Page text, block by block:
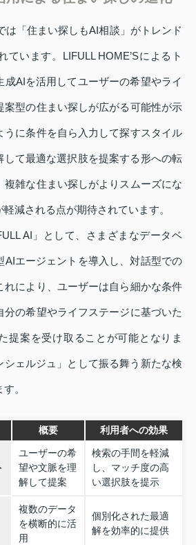
は「住まい探しもAI相談」がトレンド
ています。LIFULL HOME’Sによるト
成AIを活用してユーザーの希望やライ
案型の住まい探しが広がる可能性が示
うに条件を自ら入力して探すスタイル
して最適な選択肢を提案する形への転
複雑な住まい探しがよりスムーズにな
減される点が期待されています。
AI」として、さまざまなデータベ
AIエージェントを導入し、対話型での
れにより、ユーザーは自ら細かな条件
分の希望やライフステージに基づいた
提案を受け取ることが可能となりま
シェルジュ」として振る舞う新たな検
。
概要 利用者への効果
ユーザーの希
望や文脈を理
解して提案
検索の手間を軽減
し、マッチ度の高
い選択肢を提示
複数のデータ
を横断的に活
用
個別化された最適
解を効率的に提供